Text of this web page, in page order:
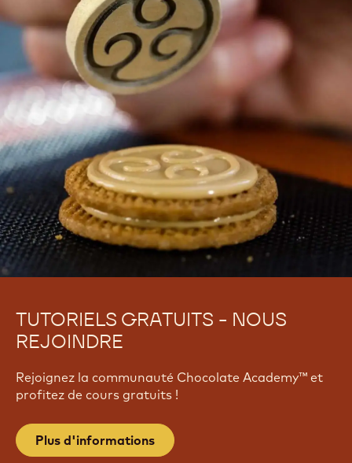
TUTORIELS GRATUITS - NOUS
REJOINDRE
Rejoignez la communauté Chocolate Academy™ et
profitez de cours gratuits !
Plus d'informations